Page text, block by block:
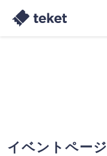
イベントペー